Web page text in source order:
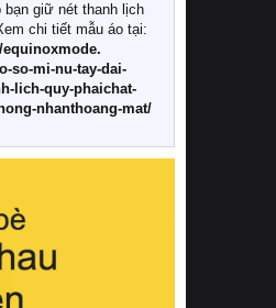
sản phẩm thông
bộ chăn ga gối đệm
quy trình sản xuất
khâu chọn lọc nguyên
công nghệ dệt
không chứa hóa chất
nhận rõ rệt sự khác
phần đệm nâng đỡ
lựa chọn các dòng
chất lượng quốc
bạn giữ nét thanh lịch
chi tiết mẫu áo tại:
so-mi-nu-tay-dai-
lich-quy-phaichat-
nhanthoang-mat/